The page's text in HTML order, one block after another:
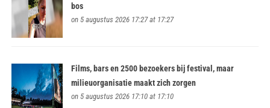
bos
on 5 augustus 2026 17:27 at 17:27
Films, bars en 2500 bezoekers bij festival, maar
milieuorganisatie maakt zich zorgen
on 5 augustus 2026 17:10 at 17:10